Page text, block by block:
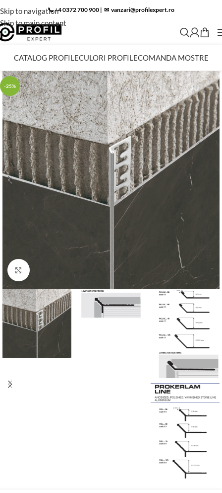
Skip to navigation
Skip to main content
📞 +4 0372 700 900 | ✉︎ vanzari@profilexpert.ro
CATALOG PROFILECULORI PROFILECOMANDA MOSTRE
-25%
Click to enlarge